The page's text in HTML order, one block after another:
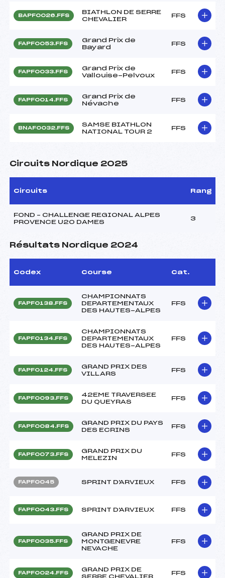
BAPF0026.FFS
BIATHLON DE SERRE
CHEVALIER
FFS
FAPF0053.FFS
Grand Prix de
Bayard
FFS
FAPF0033.FFS
Grand Prix de
Vallouise-Pelvoux
FFS
FAPF0014.FFS
Grand Prix de
Névache
FFS
BNAF0032.FFS
SAMSE BIATHLON
NATIONAL TOUR 2
FFS
Circuits Nordique 2025
Circuits Rang
FOND – CHALLENGE REGIONAL ALPES
PROVENCE U20 DAMES
3
Résultats Nordique 2024
Codex Course Cat.
FAPF0138.FFS
CHAMPIONNATS
DEPARTEMENTAUX
DES HAUTES-ALPES
FFS
FAPF0134.FFS
CHAMPIONNATS
DEPARTEMENTAUX
DES HAUTES-ALPES
FFS
FAPF0124.FFS
GRAND PRIX DES
VILLARS
FFS
FAPF0093.FFS
42EME TRAVERSEE
DU QUEYRAS
FFS
FAPF0084.FFS
GRAND PRIX DU PAYS
DES ECRINS
FFS
FAPF0073.FFS
GRAND PRIX DU
MELEZIN
FFS
FAPF0045 SPRINT D'ARVIEUX FFS
FAPF0043.FFS SPRINT D'ARVIEUX FFS
FAPF0035.FFS
GRAND PRIX DE
MONTGENEVRE
NEVACHE
FFS
FAPF0024.FFS
GRAND PRIX DE
SERRE CHEVALIER
FFS